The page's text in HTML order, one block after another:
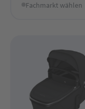
Fachmarkt wählen